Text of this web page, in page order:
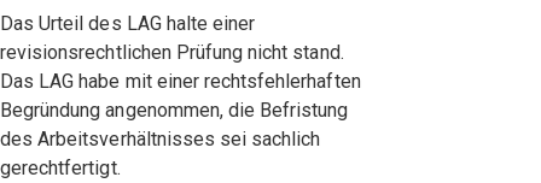
Das Urteil des LAG halte einer
revisionsrechtlichen Prüfung nicht stand.
Das LAG habe mit einer rechtsfehlerhaften
Begründung angenommen, die Befristung
des Arbeitsverhältnisses sei sachlich
gerechtfertigt.